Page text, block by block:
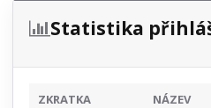
Statistika
ZKRATKA NÁZEV